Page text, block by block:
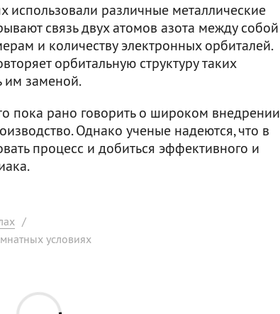
различные металлические
связь двух атомов азота между собой
и количеству электронных орбиталей.
орбитальную структуру таких
им заменой.
пока рано говорить о широком внедрении
Однако ученые надеются, что в
процесс и добиться эффективного и
/
условиях